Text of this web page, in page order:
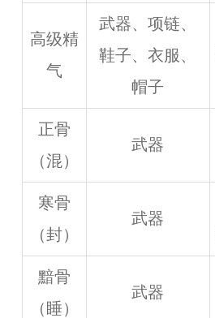
高级精
气
武器、项链、
鞋子、衣服、
帽子
正骨
（混）
武器
寒骨
（封）
武器
黯骨
（睡）
武器